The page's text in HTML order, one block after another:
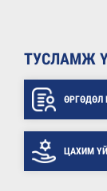
ТУСЛАМЖ
ӨРГӨДӨЛ
ЦАХИМ